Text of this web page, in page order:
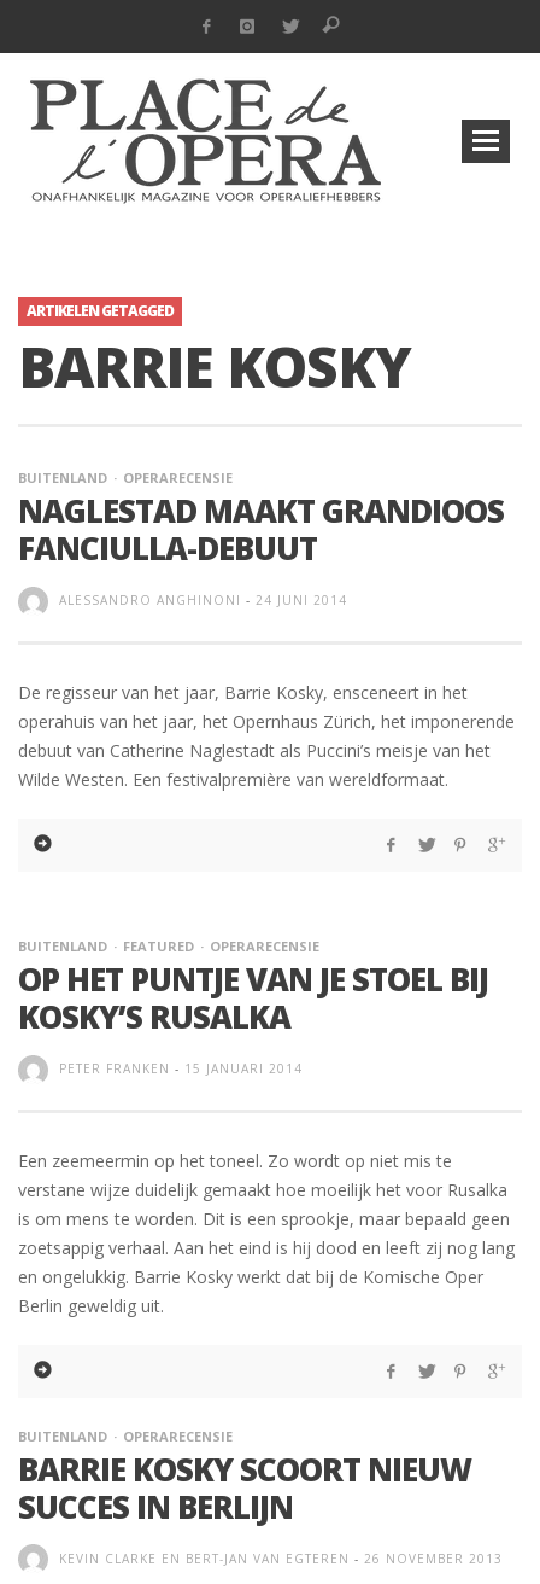
ARTIKELEN GETAGGED
BARRIE KOSKY
BUITENLAND OPERARECENSIE
NAGLESTAD MAAKT GRANDIOOS
FANCIULLA-DEBUUT
ALESSANDRO ANGHINONI - 24 JUNI 2014
De regisseur van het jaar, Barrie Kosky, ensceneert in het
operahuis van het jaar, het Opernhaus Zürich, het imponerende
debuut van Catherine Naglestadt als Puccini’s meisje van het
Wilde Westen. Een festivalpremière van wereldformaat.
BUITENLAND FEATURED OPERARECENSIE
OP HET PUNTJE VAN JE STOEL BIJ
KOSKY’S RUSALKA
PETER FRANKEN - 15 JANUARI 2014
Een zeemeermin op het toneel. Zo wordt op niet mis te
verstane wijze duidelijk gemaakt hoe moeilijk het voor Rusalka
is om mens te worden. Dit is een sprookje, maar bepaald geen
zoetsappig verhaal. Aan het eind is hij dood en leeft zij nog lang
en ongelukkig. Barrie Kosky werkt dat bij de Komische Oper
Berlin geweldig uit.
BUITENLAND OPERARECENSIE
BARRIE KOSKY SCOORT NIEUW
SUCCES IN BERLIJN
KEVIN CLARKE EN BERT-JAN VAN EGTEREN - 26 NOVEMBER 2013